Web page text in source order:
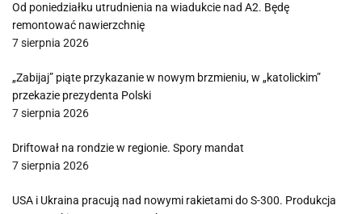
Od poniedziałku utrudnienia na wiadukcie nad A2. Będę
remontować nawierzchnię
7 sierpnia 2026
„Zabijaj” piąte przykazanie w nowym brzmieniu, w „katolickim”
przekazie prezydenta Polski
7 sierpnia 2026
Driftował na rondzie w regionie. Spory mandat
7 sierpnia 2026
USA i Ukraina pracują nad nowymi rakietami do S-300. Produkcja